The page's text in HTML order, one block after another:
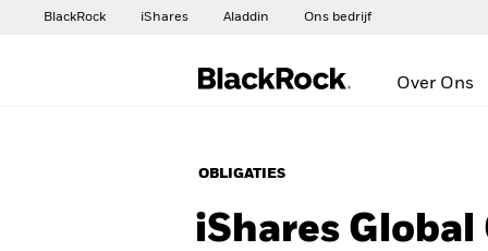
BlackRock iShares Aladdin Ons bedrijf
Over Ons
OBLIGATIES
iShares